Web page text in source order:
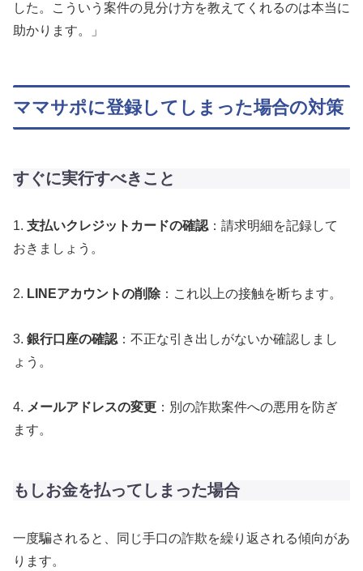
した。こういう案件の見分け方を教えてくれるのは本当に
助かります。」
ママサポに登録してしまった場合の対策
すぐに実行すべきこと
1. 支払いクレジットカードの確認 ：請求明細を記録して
おきましょう。
2. LINEアカウントの削除：これ以上の接触を断ちます。
3. 銀行口座の確認 ：不正な引き出しがないか確認しまし
ょう。
4. メールアドレスの変更 ：別の詐欺案件への悪用を防ぎ
ます。
もしお金を払ってしまった場合
一度騙されると、同じ手口の詐欺を繰り返される傾向があ
ります。